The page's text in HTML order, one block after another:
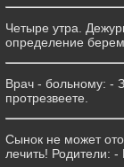
Четыре утра.
определение
Врач - больному: -
протрезвеете.
Сынок не может
лечить! Родители: